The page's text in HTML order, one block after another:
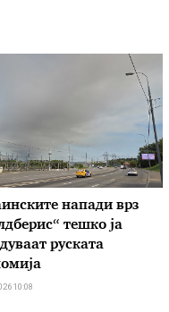
напади врз
тешко ја
руската
10:08